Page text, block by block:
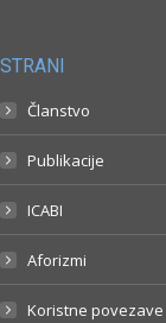
STRANI
Članstvo
Publikacije
ICABI
Aforizmi
Koristne povezave